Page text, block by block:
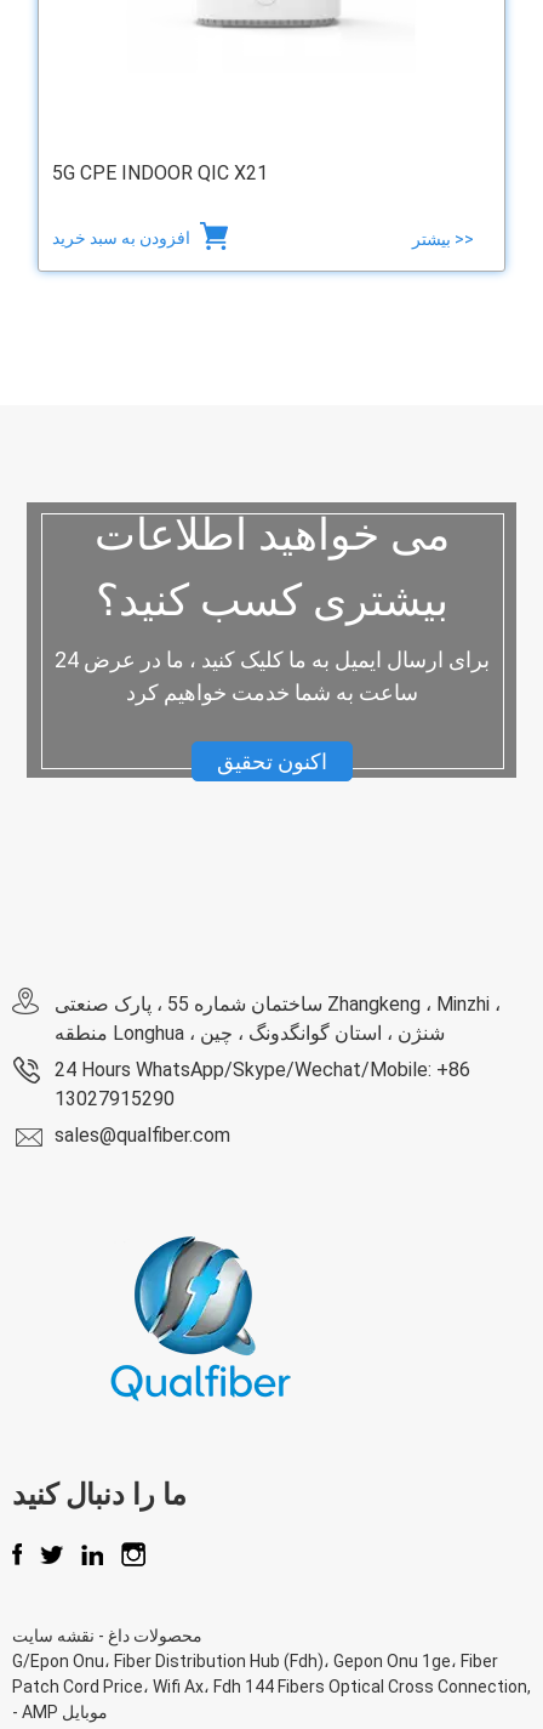
5G CPE INDOOR QIC X21
بیشتر >>
می خواهید اطلاعات
بیشتری کسب کنید؟
برای ارسال ایمیل به ما کلیک کنید ، ما در عرض 24
ساعت به شما خدمت خواهیم کرد
اکنون تحقیق
ساختمان شماره 55 ، پارک صنعتی Zhangkeng ، Minzhi ،
منطقه Longhua ، شنژن ، استان گوانگدونگ ، چین
24 Hours WhatsApp/Skype/Wechat/Mobile: +86
13027915290
sales@qualfiber.com
ما را دنبال کنید
محصولات داغ - نقشه سایت
G/Epon Onu، Fiber Distribution Hub (Fdh)، Gepon Onu 1ge، Fiber
Patch Cord Price، Wifi Ax، Fdh 144 Fibers Optical Cross Connection,
-
AMP موبایل